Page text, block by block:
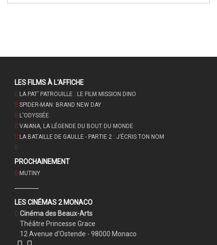
LES FILMS À L'AFFICHE
LA PAT' PATROUILLE : LE FILM MISSION DINO
SPIDER-MAN: BRAND NEW DAY
L'ODYSSÉE
VAIANA, LA LÉGENDE DU BOUT DU MONDE
LA BATAILLE DE GAULLE - PARTIE 2 : J’ÉCRIS TON NOM
PROCHAINEMENT
MUTINY
LES CINÉMAS 2 MONACO
Cinéma des Beaux-Arts
Théâtre Princesse Grace
12 Avenue d'Ostende - 98000 Monaco